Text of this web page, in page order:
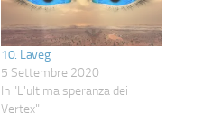
10. Laveg
5 Settembre 2020
In "L'ultima speranza dei
Vertex"